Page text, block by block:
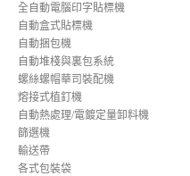
全自動電腦印字貼標機
自動盒式貼標機
自動捆包機
自動堆棧與裏包系統
螺絲螺帽華司裝配機
熔接式植釘機
自動熱處理/電鍍定量卸料機
篩選機
輸送帶
各式包裝袋